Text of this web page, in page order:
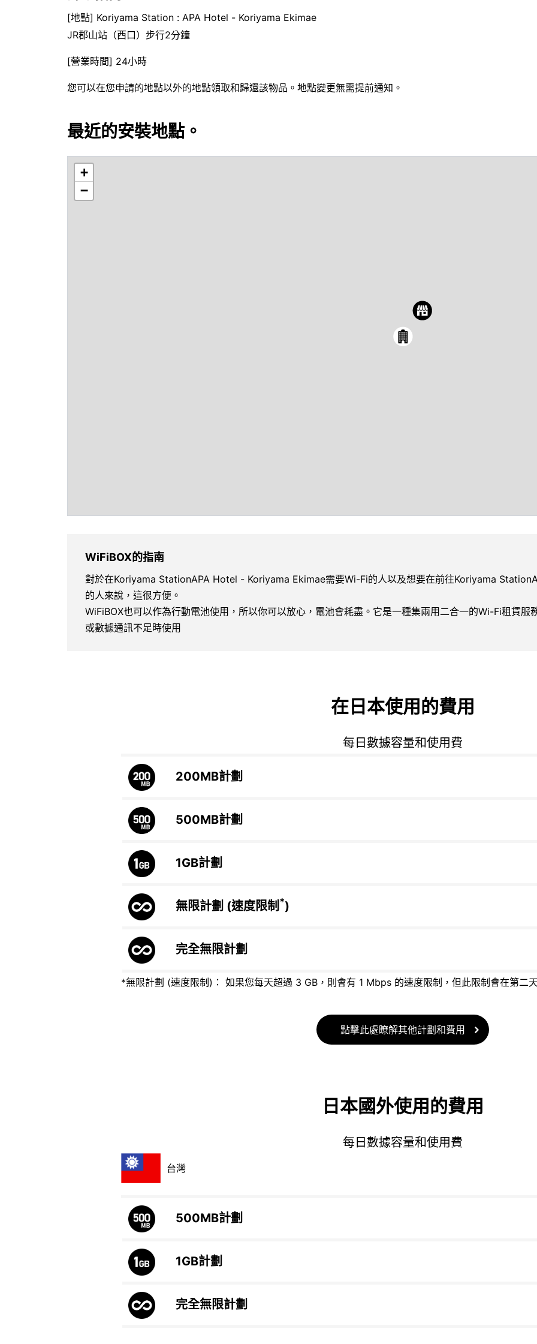
[地點] Koriyama Station : APA Hotel - Koriyama Ekimae
JR郡山站（西口）步行2分鐘
[營業時間] 24小時
您可以在您申請的地點以外的地點領取和歸還該物品。地點變更無需提前通知。
最近的安裝地點。
+
−
WiFiBOX的指南
對於在Koriyama StationAPA Hotel - Koriyama Ekimae需要Wi-Fi的人以及想要在前往Koriyama
的人來說，這很方便。
WiFiBOX也可以作為行動電池使用，所以你可以放心，電池會耗盡。它是一種集兩用二合一的Wi-Fi租賃服
或數據通訊不足時使用
在日本使用的費用
每日數據容量和使用費
200MB計劃
500MB計劃
1GB計劃
無限計劃 (速度限制 *)
完全無限計劃
*無限計劃 (速度限制)： 如果您每天超過 3 GB，則會有 1 Mbps 的速度限制，但此限制會在第二
點擊此處瞭解其他計劃和費用
日本國外使用的費用
每日數據容量和使用費
台灣
500MB計劃
1GB計劃
完全無限計劃